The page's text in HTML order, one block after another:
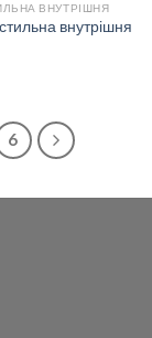
ВНУТРІШНЯ
внутрішня
6